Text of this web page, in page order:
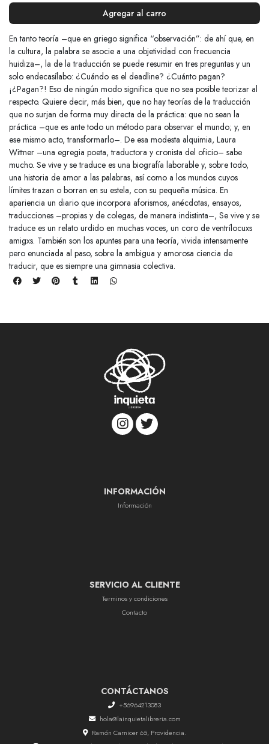
Agregar al carro
En tanto teoría –que en griego significa “observación”: de ahí que, en
la cultura, la palabra se asocie a una objetividad con frecuencia
huidiza–, la de la traducción se puede resumir en tres preguntas y un
solo endecasílabo: ¿Cuándo es el deadline? ¿Cuánto pagan?
¡¿Pagan?! Eso de ningún modo significa que no sea posible teorizar al
respecto. Quiere decir, más bien, que no hay teorías de la traducción
que no surjan de forma muy directa de la práctica: que no sean la
práctica –que es ante todo un método para observar el mundo; y, en
ese mismo acto, transformarlo–. De esa modesta alquimia, Laura
Wittner –una egregia poeta, traductora y cronista del oficio– sabe
mucho. Se vive y se traduce es una biografía laborable y, sobre todo,
una historia de amor a las palabras, así como a los mundos cuyos
límites trazan o borran en su estela, con su pequeña música. En
apariencia un diario que incorpora aforismos, anécdotas, ensayos,
traducciones –propias y de colegas, de manera indistinta–, Se vive y se
traduce es un relato urdido en muchas voces, un coro de ventrílocuxs
amigxs. También son los apuntes para una teoría, vivida intensamente
pero enunciada al paso, sobre la ambigua y amorosa ciencia de
traducir, que es siempre una gimnasia colectiva.
INFORMACIÓN
Información
SERVICIO AL CLIENTE
Terminos y condiciones
Contacto
CONTÁCTANOS
+56964213083
hola@lainquietalibreria.com
Ramón Carnicer 65, Providencia.